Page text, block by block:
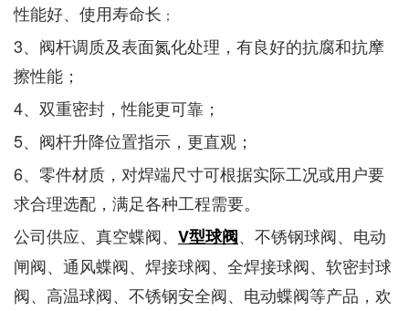
性能好、使用寿命长 ；
3、阀杆调质及表面氮化处理，有良好的抗腐和抗摩
擦性能；
4、双重密封，性能更可靠；
5、阀杆升降位置指示，更直观；
6、零件材质，对焊端尺寸可根据实际工况或用户要
求合理选配，满足各种工程需要。
公司供应、真空蝶阀、 V型球阀、不锈钢球阀、电动
闸阀、通风蝶阀、焊接球阀、全焊接球阀、软密封球
阀、高温球阀、不锈钢安全阀、电动蝶阀等产品，欢